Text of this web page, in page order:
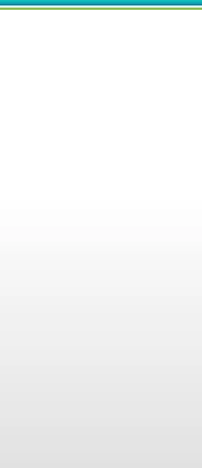
ваших
ПОКОЙ, СТАБИЛЬНОСТЬ…